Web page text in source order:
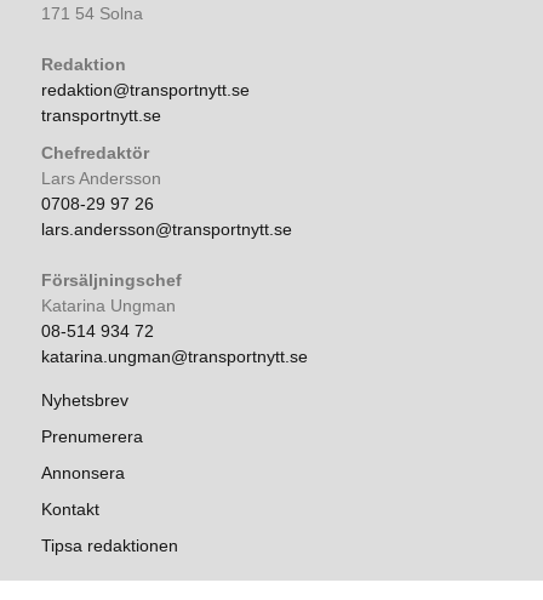
171 54 Solna
Redaktion
redaktion@transportnytt.se
transportnytt.se
Chefredaktör
Lars Andersson
0708-29 97 26
lars.andersson@transportnytt.se
Försäljningschef
Katarina Ungman
08-514 934 72
katarina.ungman@transportnytt.se
Nyhetsbrev
Prenumerera
Annonsera
Kontakt
Tipsa redaktionen